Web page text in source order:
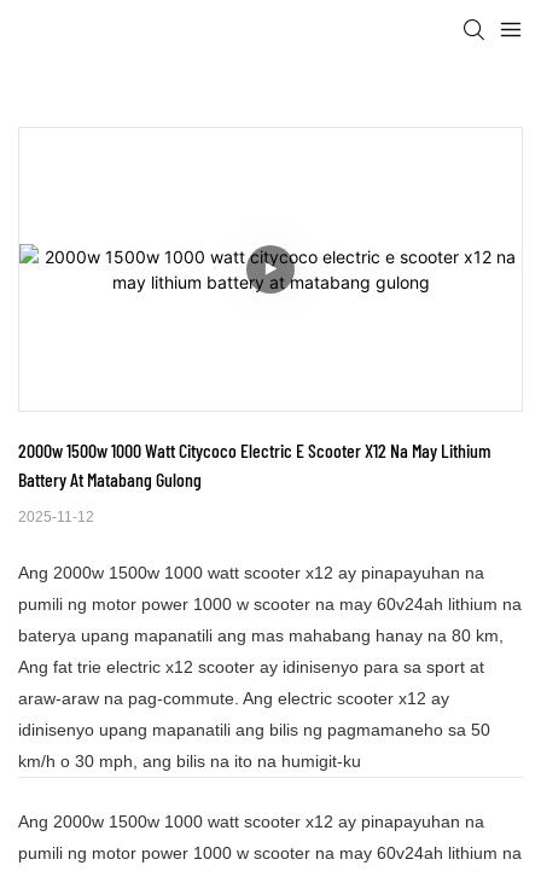
2000w 1500w 1000 Watt Citycoco Electric E Scooter X12 Na May Lithium
Battery At Matabang Gulong
2025-11-12
Ang 2000w 1500w 1000 watt scooter x12 ay pinapayuhan na
pumili ng motor power 1000 w scooter na may 60v24ah lithium na
baterya upang mapanatili ang mas mahabang hanay na 80 km,
Ang fat trie electric x12 scooter ay idinisenyo para sa sport at
araw-araw na pag-commute. Ang electric scooter x12 ay
idinisenyo upang mapanatili ang bilis ng pagmamaneho sa 50
km/h o 30 mph, ang bilis na ito na humigit-ku
Ang 2000w 1500w 1000 watt scooter x12 ay pinapayuhan na
pumili ng motor power 1000 w scooter na may 60v24ah lithium na